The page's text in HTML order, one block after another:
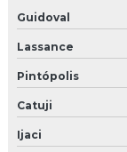
Guidoval
Lassance
Pintópolis
Catuji
Ijaci